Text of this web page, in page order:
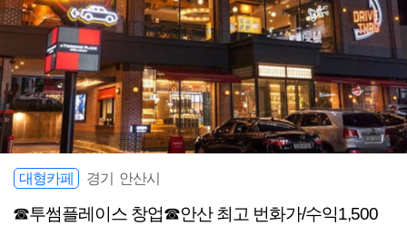
대형카페 경기 안산시
☎투썸플레이스 창업☎안산 최고 번화가/수익1,500